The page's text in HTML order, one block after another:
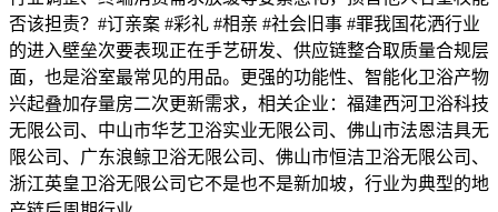
否该担责？#订亲案 #彩礼 #相亲 #社会旧事 #罪我国花洒行业
的进入壁垒次要表现正在手艺研发、供应链整合取质量合规层
面，也是浴室最常见的用品。更强的功能性、智能化卫浴产物
兴起叠加存量房二次更新需求，相关企业：福建西河卫浴科技
无限公司、中山市华艺卫浴实业无限公司、佛山市法恩洁具无
限公司、广东浪鲸卫浴无限公司、佛山市恒洁卫浴无限公司、
浙江英皇卫浴无限公司它不是也不是新加坡，行业为典型的地